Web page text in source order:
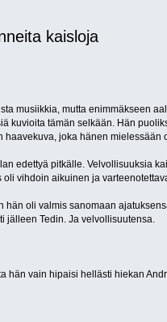
kaisloja
musiikkia, mutta enimmäkseen
tämän selkään. Hän
joka hänen mielessään
edettyä pitkälle. Velvollisuuksia
vihdoin aikuinen ja
oli valmis sanomaan
jälleen Tedin. Ja velvollisuutensa.
hän vain hipaisi hellästi hiekan